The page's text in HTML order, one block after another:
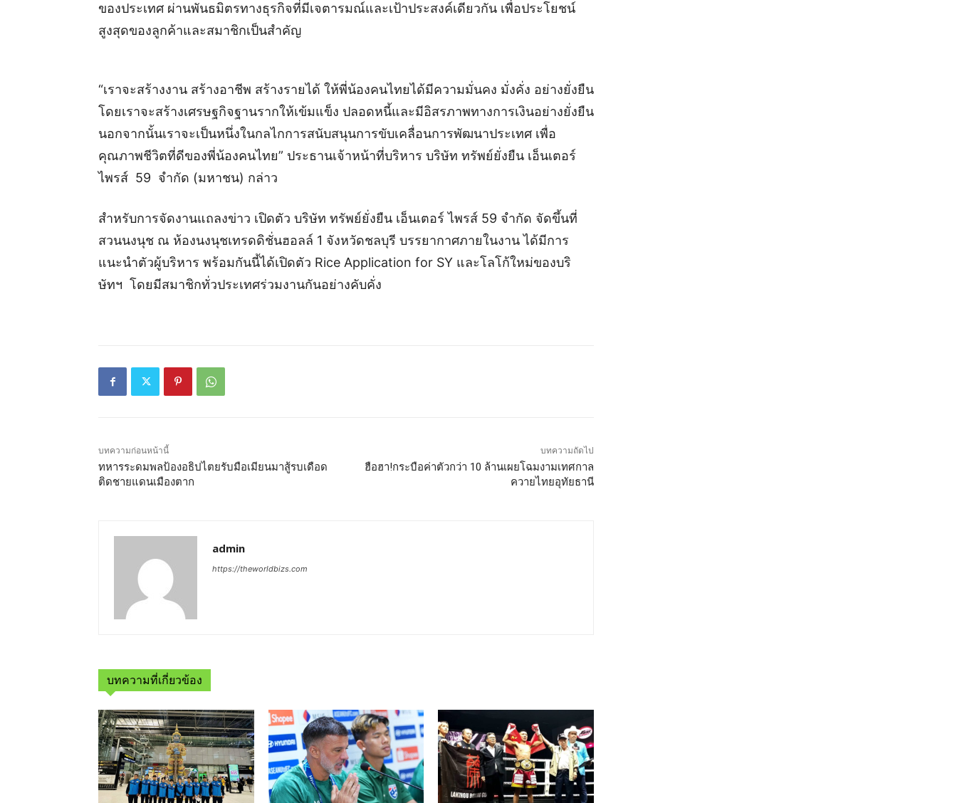
ของประเทศ ผ่านพันธมิตรทางธุรกิจที่มีเจตารมณ์และเป้าประสงค์เดียวกัน เพื่อประโยชน์
สูงสุดของลูกค้าและสมาชิกเป็นสำคัญ
“เราจะสร้างงาน สร้างอาชีพ สร้างรายได้ ให้พี่น้องคนไทยได้มีความมั่นคง มั่งคั่ง อย่างยั่งยืน
โดยเราจะสร้างเศรษฐกิจฐานรากให้เข้มแข็ง ปลอดหนี้และมีอิสรภาพทางการเงินอย่างยั่งยืน
นอกจากนั้นเราจะเป็นหนึ่งในกลไกการสนับสนุนการขับเคลื่อนการพัฒนาประเทศ เพื่อ
คุณภาพชีวิตที่ดีของพี่น้องคนไทย” ประธานเจ้าหน้าที่บริหาร บริษัท ทรัพย์ยั่งยืน เอ็นเตอร์
ไพรส์ 59 จำกัด (มหาชน) กล่าว
สำหรับการจัดงานแถลงข่าว เปิดตัว บริษัท ทรัพย์ยั่งยืน เอ็นเตอร์ ไพรส์ 59 จำกัด จัดขึ้นที่
สวนนงนุช ณ ห้องนงนุชเทรดดิชั่นฮอลล์ 1 จังหวัดชลบุรี บรรยากาศภายในงาน ได้มีการ
แนะนำตัวผู้บริหาร พร้อมกันนี้ได้เปิดตัว Rice Application for SY และโลโก้ใหม่ของบริ
ษัทฯ โดยมีสมาชิกทั่วประเทศร่วมงานกันอย่างคับคั่ง
บทความก่อนหน้านี้
ทหารระดมพลป้องอธิปไตยรับมือเมียนมาสู้รบเดือด
ติดชายแดนเมืองตาก
บทความถัดไป
ฮือฮา!กระบือค่าตัวกว่า 10 ล้านเผยโฉมงามเทศกาล
ควายไทยอุทัยธานี
admin
https://theworldbizs.com
บทความที่เกี่ยวข้อง